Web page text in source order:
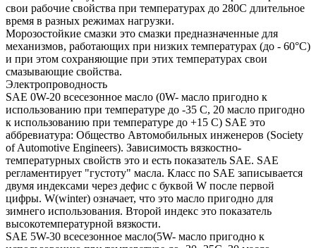
свои рабочие свойства при температурах до 280С длительное
время в разных режимах нагрузки.
Морозостойкие смазки это смазки предназначенные для
механизмов, работающих при низких температурах (до - 60°С)
и при этом сохраняющие при этих температурах свои
смазывающие свойства.
Электропроводность
SAE 0W-20 всесезонное масло (0W- масло пригодно к
использованию при температуре до -35 С, 20 масло пригодно
к использованию при температуре до +15 С) SAE это
аббревиатура: Общество Автомобильных инженеров (Society
of Automotive Engineers). Зависимость вязкостно-
температурных свойств это и есть показатель SAE. SAE
регламентирует "густоту" масла. Класс по SAE записывается
двумя индексами через дефис с буквой W после первой
цифры. W(winter) означает, что это масло пригодно для
зимнего использования. Второй индекс это показатель
высокотемпературной вязкости.
SAE 5W-30 всесезонное масло(5W- масло пригодно к